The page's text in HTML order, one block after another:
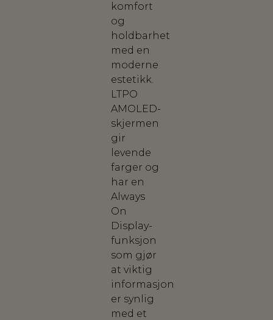
komfort
og
holdbarhet
med en
moderne
estetikk.
LTPO
AMOLED-
skjermen
gir
levende
farger og
har en
Always
On
Display-
funksjon
som gjør
at viktig
informasjon
er synlig
med et